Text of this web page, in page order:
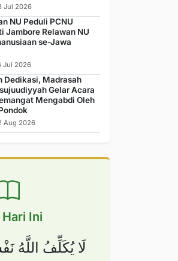
Jul 2026
NU Peduli PCNU
Jambore Relawan NU
se-Jawa
Jul 2026
Dedikasi, Madrasah
Gelar Acara
Mengabdi Oleh
Aug 2026
Ini
لَا يُكَلِّفُ اللَّهُ